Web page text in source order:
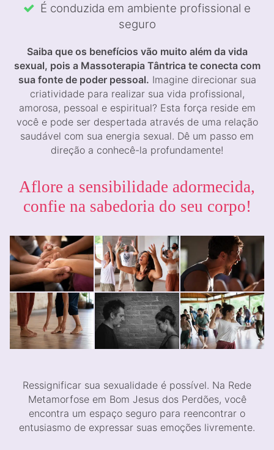
É conduzida em ambiente profissional e
seguro
Saiba que os benefícios vão muito além da vida
sexual, pois a Massoterapia Tântrica te conecta com
sua fonte de poder pessoal. Imagine direcionar sua
criatividade para realizar sua vida profissional,
amorosa, pessoal e espiritual? Esta força reside em
você e pode ser despertada através de uma relação
saudável com sua energia sexual. Dê um passo em
direção a conhecê-la profundamente!
Aflore a sensibilidade adormecida,
confie na sabedoria do seu corpo!
Ressignificar sua sexualidade é possível. Na Rede
Metamorfose em Bom Jesus dos Perdões, você
encontra um espaço seguro para reencontrar o
entusiasmo de expressar suas emoções livremente.